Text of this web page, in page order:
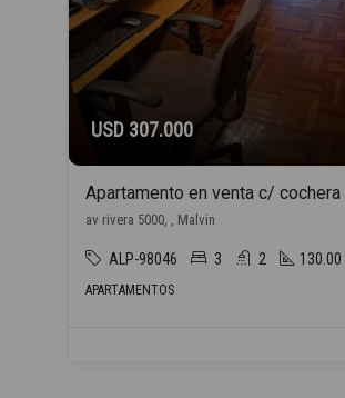
USD 307.000
av rivera 5000, , Malvin
ALP-98046 3 2 130.00
APARTAMENTOS